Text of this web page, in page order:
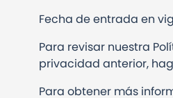
Fecha de entrada en
Para revisar nuestra
privacidad anterior,
Para obtener más